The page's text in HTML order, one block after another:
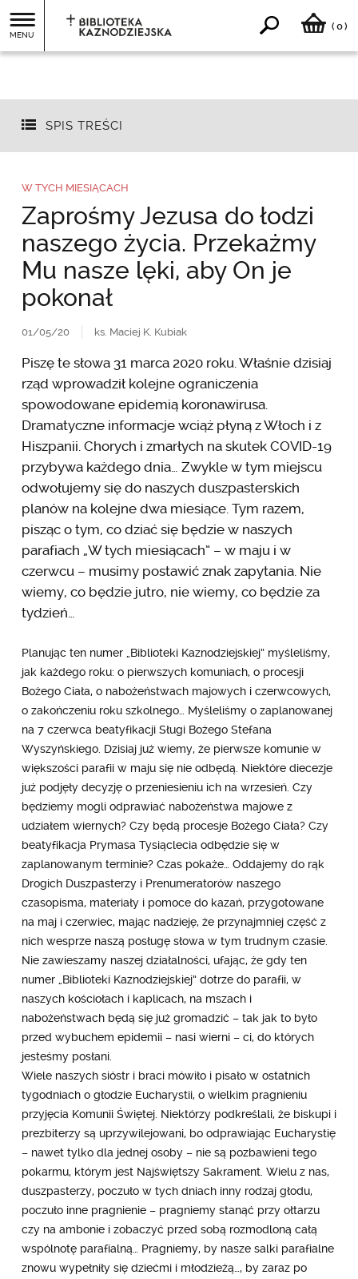
MENU
( 0)
SPIS TREŚCI
W TYCH MIESIĄCACH
Zaprośmy Jezusa do łodzi
naszego życia. Przekażmy
Mu nasze lęki, aby On je
pokonał
01/05/20 ks. Maciej K. Kubiak
Piszę te słowa 31 marca 2020 roku. Właśnie dzisiaj
rząd wprowadził kolejne ograniczenia
spowodowane epidemią koronawirusa.
Dramatyczne informacje wciąż płyną z Włoch i z
Hiszpanii. Chorych i zmarłych na skutek COVID-19
przybywa każdego dnia… Zwykle w tym miejscu
odwołujemy się do naszych duszpasterskich
planów na kolejne dwa miesiące. Tym razem,
pisząc o tym, co dziać się będzie w naszych
parafiach „W tych miesiącach” – w maju i w
czerwcu – musimy postawić znak zapytania. Nie
wiemy, co będzie jutro, nie wiemy, co będzie za
tydzień…
Planując ten numer „Biblioteki Kaznodziejskiej” myśleliśmy,
jak każdego roku: o pierwszych komuniach, o procesji
Bożego Ciała, o nabożeństwach majowych i czerwcowych,
o zakończeniu roku szkolnego… Myśleliśmy o zaplanowanej
na 7 czerwca beatyfikacji Sługi Bożego Stefana
Wyszyńskiego. Dzisiaj już wiemy, że pierwsze komunie w
większości parafii w maju się nie odbędą. Niektóre diecezje
już podjęły decyzję o przeniesieniu ich na wrzesień. Czy
będziemy mogli odprawiać nabożeństwa majowe z
udziałem wiernych? Czy będą procesje Bożego Ciała? Czy
beatyfikacja Prymasa Tysiąclecia odbędzie się w
zaplanowanym terminie? Czas pokaże… Oddajemy do rąk
Drogich Duszpasterzy i Prenumeratorów naszego
czasopisma, materiały i pomoce do kazań, przygotowane
na maj i czerwiec, mając nadzieję, że przynajmniej część z
nich wesprze naszą posługę słowa w tym trudnym czasie.
Nie zawieszamy naszej działalności, ufając, że gdy ten
numer „Biblioteki Kaznodziejskiej” dotrze do parafii, w
naszych kościołach i kaplicach, na mszach i
nabożeństwach będą się już gromadzić – tak jak to było
przed wybuchem epidemii – nasi wierni – ci, do których
jesteśmy posłani.
Wiele naszych sióstr i braci mówiło i pisało w ostatnich
tygodniach o głodzie Eucharystii, o wielkim pragnieniu
przyjęcia Komunii Świętej. Niektórzy podkreślali, że biskupi i
prezbiterzy są uprzywilejowani, bo odprawiając Eucharystię
– nawet tylko dla jednej osoby – nie są pozbawieni tego
pokarmu, którym jest Najświętszy Sakrament. Wielu z nas,
duszpasterzy, poczuło w tych dniach inny rodzaj głodu,
poczuło inne pragnienie – pragniemy stanąć przy ołtarzu
czy na ambonie i zobaczyć przed sobą rozmodloną całą
wspólnotę parafialną… Pragniemy, by nasze salki parafialne
znowu wypełniły się dziećmi i młodzieżą…, by zaraz po